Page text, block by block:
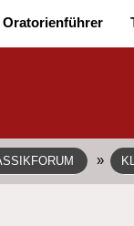
Oratorienführer
»